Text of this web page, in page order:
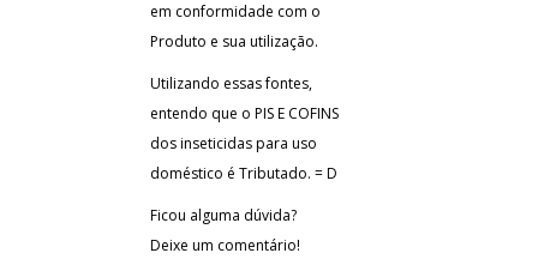
em conformidade com o
Produto e sua utilização.
Utilizando essas fontes,
entendo que o PIS E COFINS
dos inseticidas para uso
doméstico é Tributado. = D
Ficou alguma dúvida?
Deixe um comentário!